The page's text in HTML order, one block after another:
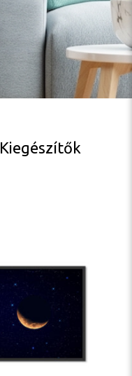
Kiegészítők